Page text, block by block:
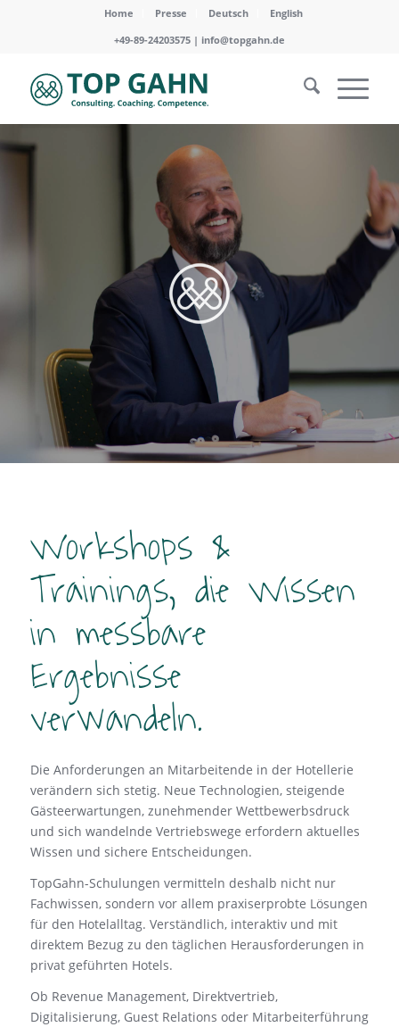
Home Presse Deutsch
English
+49-89-24203575 | info@topgahn.de
Workshops &
Trainings, die Wissen
in messbare
Ergebnisse
verwandeln.
Die Anforderungen an Mitarbeitende in der Hotellerie
verändern sich stetig. Neue Technologien, steigende
Gästeerwartungen, zunehmender Wettbewerbsdruck
und sich wandelnde Vertriebswege erfordern aktuelles
Wissen und sichere Entscheidungen.
TopGahn-Schulungen vermitteln deshalb nicht nur
Fachwissen, sondern vor allem praxiserprobte Lösungen
für den Hotelalltag. Verständlich, interaktiv und mit
direktem Bezug zu den täglichen Herausforderungen in
privat geführten Hotels.
Ob Revenue Management, Direktvertrieb,
Digitalisierung, Guest Relations oder Mitarbeiterführung